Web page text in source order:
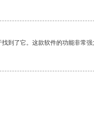
到了它。这款软件的功能非常